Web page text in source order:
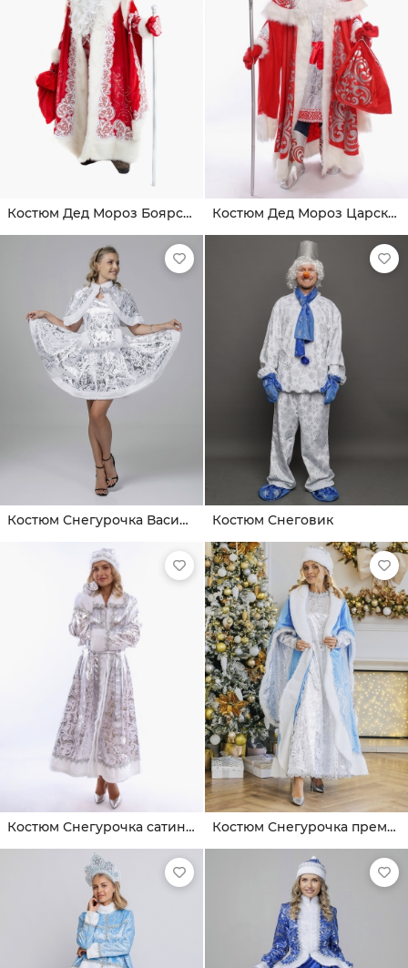
Костюм Дед Мороз Боярский Костюм Дед Мороз Царский
Костюм Снегурочка Василиса Костюм Снеговик
Костюм Снегурочка сатин взрослая Костюм Снегурочка премиум взрослая